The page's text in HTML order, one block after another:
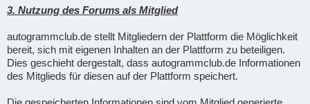
3. Nutzung des Forums als Mitglied
autogrammclub.de stellt Mitgliedern der Plattform die Möglichkeit
bereit, sich mit eigenen Inhalten an der Plattform zu beteiligen.
Dies geschieht dergestalt, dass autogrammclub.de Informationen
des Mitglieds für diesen auf der Plattform speichert.